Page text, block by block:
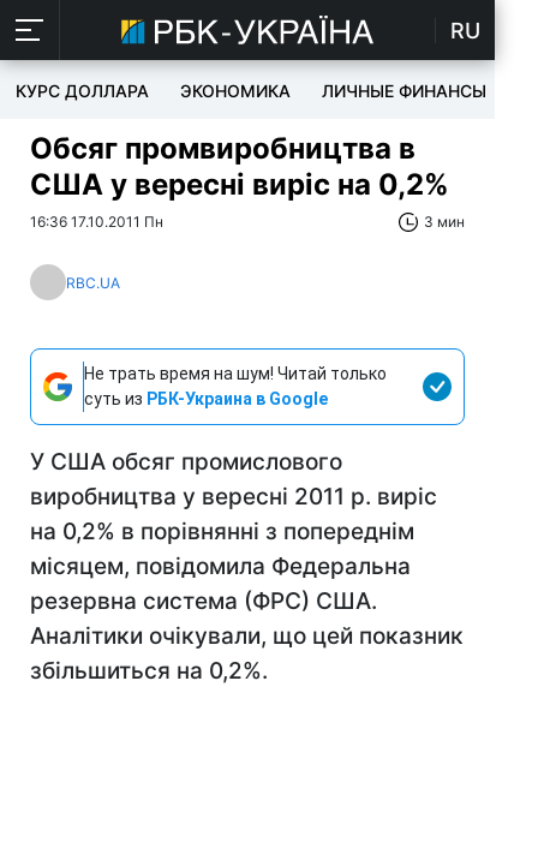
RU
КУРС ДОЛЛАРА ЭКОНОМИКА ЛИЧНЫЕ ФИНАНСЫ
Обсяг промвиробництва в
США у вересні виріс на 0,2%
16:36 17.10.2011 Пн 3 мин
RBC.UA
Не трать время на шум! Читай только
суть из РБК-Украина в Google
У США обсяг промислового
виробництва у вересні 2011 р. виріс
на 0,2% в порівнянні з попереднім
місяцем, повідомила Федеральна
резервна система (ФРС) США.
Аналітики очікували, що цей показник
збільшиться на 0,2%.